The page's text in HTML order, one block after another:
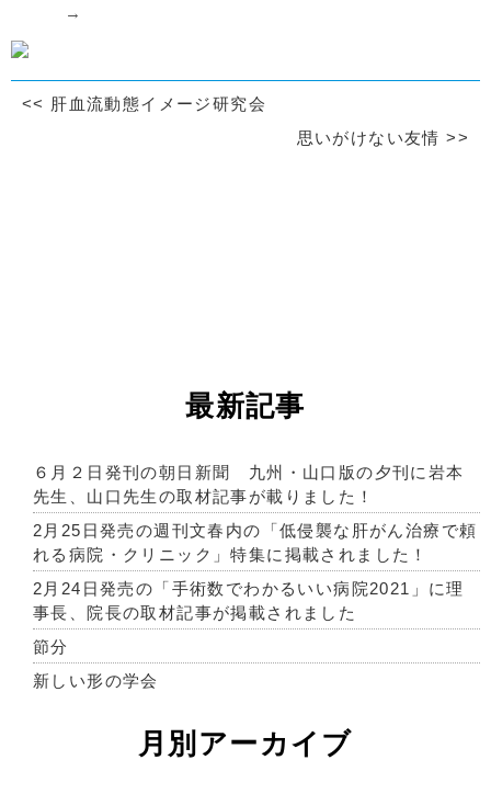
→
<< 肝血流動態イメージ研究会
思いがけない友情>>
最新記事
６月２日発刊の朝日新聞 九州・山口版の夕刊に岩本
先生、山口先生の取材記事が載りました！
2月25日発売の週刊文春内の「低侵襲な肝がん治療で頼
れる病院・クリニック」特集に掲載されました！
2月24日発売の「手術数でわかるいい病院2021」に理
事長、院長の取材記事が掲載されました
節分
新しい形の学会
月別アーカイブ